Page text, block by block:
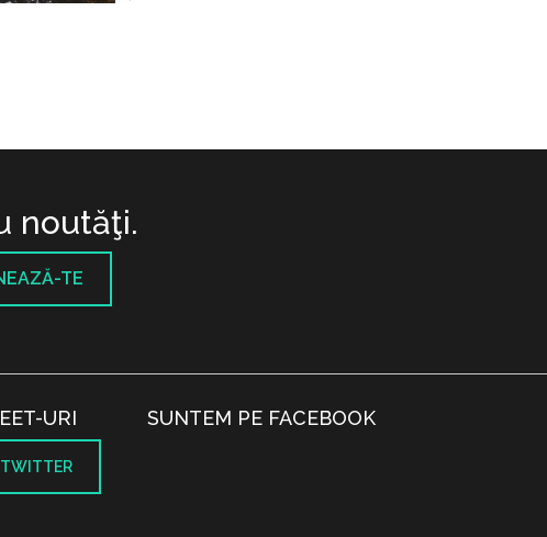
noutăţi.
TE
URI
TWITTER
SUNTEM PE FACEBOOK